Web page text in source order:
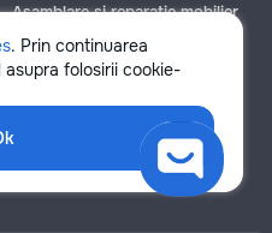
. Prin continuarea
folosirii cookie-
Asamblare și reparație mobilier
Chișinău
Botanica